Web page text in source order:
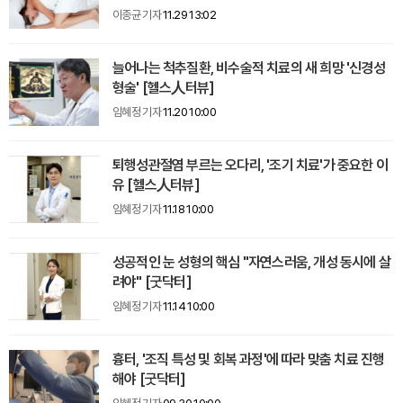
이종균 기자11.29 13:02
늘어나는 척추질환, 비수술적 치료의 새 희망 '신경성
형술' [헬스人터뷰]
임혜정 기자11.20 10:00
퇴행성관절염 부르는 오다리, '조기 치료'가 중요한 이
유 [헬스人터뷰]
임혜정 기자11.18 10:00
성공적인 눈 성형의 핵심 "자연스러움, 개성 동시에 살
려야" [굿닥터]
임혜정 기자11.14 10:00
흉터, '조직 특성 및 회복 과정'에 따라 맞춤 치료 진행
해야 [굿닥터]